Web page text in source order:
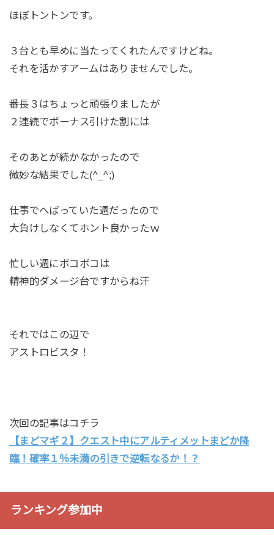
ほぼトントンです。
３台とも早めに当たってくれたんですけどね。
それを活かすアームはありませんでした。
番長３はちょっと頑張りましたが
２連続でボーナス引けた割には
そのあとが続かなかったので
微妙な結果でした(^_^;)
仕事でへばっていた週だったので
大負けしなくてホント良かったｗ
忙しい週にボコボコは
精神的ダメージ台ですからね汗
それではこの辺で
アストロビスタ！
次回の記事はコチラ
【まどマギ２】クエスト中にアルティメットまどか降
臨！確率１％未満の引きで逆転なるか！？
ランキング参加中